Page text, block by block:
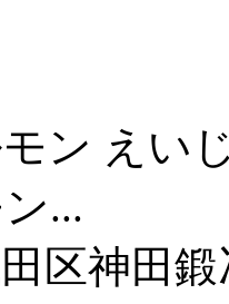
ン えい
...
区神田